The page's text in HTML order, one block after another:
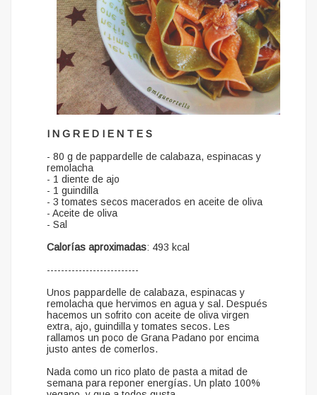
I N G R E D I E N T E S
- 80 g de pappardelle de calabaza, espinacas y
remolacha
- 1 diente de ajo
- 1 guindilla
- 3 tomates secos macerados en aceite de oliva
- Aceite de oliva
- Sal
Calorías aproximadas: 493 kcal
--------------------------
Unos pappardelle de calabaza, espinacas y
remolacha que hervimos en agua y sal. Después
hacemos un sofrito con aceite de oliva virgen
extra, ajo, guindilla y tomates secos. Les
rallamos un poco de Grana Padano por encima
justo antes de comerlos.
Nada como un rico plato de pasta a mitad de
semana para reponer energías. Un plato 100%